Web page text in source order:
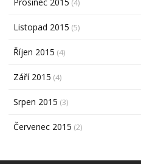
(4)
Listopad 2015 (5)
Říjen 2015 (4)
Září 2015 (4)
Srpen 2015 (3)
Červenec 2015 (2)